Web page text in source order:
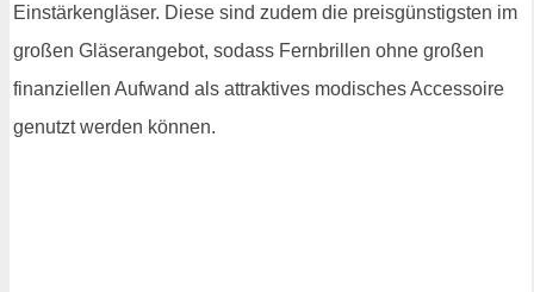
Einstärkengläser. Diese sind zudem die preisgünstigsten im
großen Gläserangebot, sodass Fernbrillen ohne großen
finanziellen Aufwand als attraktives modisches Accessoire
genutzt werden können.